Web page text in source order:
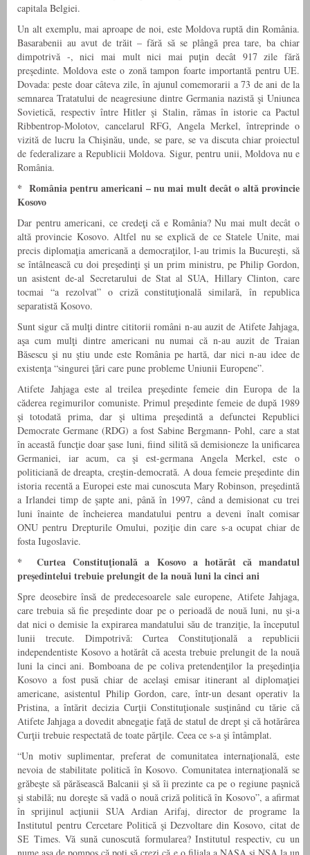
capitala Belgiei.
Un alt exemplu, mai aproape de noi, este Moldova ruptă din România.
Basarabenii au avut de trăit – fără să se plângă prea tare, ba chiar
dimpotrivă -, nici mai mult nici mai puţin decât 917 zile fără
preşedinte. Moldova este o zonă tampon foarte importantă pentru UE.
Dovada: peste doar câteva zile, în ajunul comemorarii a 73 de ani de la
semnarea Tratatului de neagresiune dintre Germania nazistă şi Uniunea
Sovietică, respectiv între Hitler şi Stalin, rămas în istorie ca Pactul
Ribbentrop-Molotov, cancelarul RFG, Angela Merkel, întreprinde o
vizită de lucru la Chişinău, unde, se pare, se va discuta chiar proiectul
de federalizare a Republicii Moldova. Sigur, pentru unii, Moldova nu e
România.
* România pentru americani – nu mai mult decât o altă provincie
Kosovo
Dar pentru americani, ce credeţi că e România? Nu mai mult decât o
altă provincie Kosovo. Altfel nu se explică de ce Statele Unite, mai
precis diplomaţia americană a democraţilor, l-au trimis la Bucureşti, să
se întâlnească cu doi preşedinţi şi un prim ministru, pe Philip Gordon,
un asistent de-al Secretarului de Stat al SUA, Hillary Clinton, care
tocmai “a rezolvat” o criză constituţională similară, în republica
separatistă Kosovo.
Sunt sigur că mulţi dintre cititorii români n-au auzit de Atifete Jahjaga,
aşa cum mulţi dintre americani nu numai că n-au auzit de Traian
Băsescu şi nu ştiu unde este România pe hartă, dar nici n-au idee de
existenţa “singurei ţări care pune probleme Uniunii Europene”.
Atifete Jahjaga este al treilea preşedinte femeie din Europa de la
căderea regimurilor comuniste. Primul preşedinte femeie de după 1989
şi totodată prima, dar şi ultima preşedintă a defunctei Republici
Democrate Germane (RDG) a fost Sabine Bergmann- Pohl, care a stat
în această funcţie doar şase luni, fiind silită să demisioneze la unificarea
Germaniei, iar acum, ca şi est-germana Angela Merkel, este o
politiciană de dreapta, creştin-democrată. A doua femeie preşedinte din
istoria recentă a Europei este mai cunoscuta Mary Robinson, preşedintă
a Irlandei timp de şapte ani, până în 1997, când a demisionat cu trei
luni înainte de încheierea mandatului pentru a deveni înalt comisar
ONU pentru Drepturile Omului, poziţie din care s-a ocupat chiar de
fosta Iugoslavie.
* Curtea Constituţională a Kosovo a hotărât că mandatul
preşedintelui trebuie prelungit de la nouă luni la cinci ani
Spre deosebire însă de predecesoarele sale europene, Atifete Jahjaga,
care trebuia să fie preşedinte doar pe o perioadă de nouă luni, nu şi-a
dat nici o demisie la expirarea mandatului său de tranziţie, la începutul
lunii trecute. Dimpotrivă: Curtea Constituţională a republicii
independentiste Kosovo a hotărât că acesta trebuie prelungit de la nouă
luni la cinci ani. Bomboana de pe coliva pretendenţilor la preşedinţia
Kosovo a fost pusă chiar de acelaşi emisar itinerant al diplomaţiei
americane, asistentul Philip Gordon, care, într-un desant operativ la
Pristina, a întărit decizia Curţii Constituţionale susţinând cu tărie că
Atifete Jahjaga a dovedit abnegaţie faţă de statul de drept şi că hotărârea
Curţii trebuie respectată de toate părţile. Ceea ce s-a şi întâmplat.
“Un motiv suplimentar, preferat de comunitatea internaţională, este
nevoia de stabilitate politică în Kosovo. Comunitatea internaţională se
grăbeşte să părăsească Balcanii şi să îi prezinte ca pe o regiune paşnică
şi stabilă; nu doreşte să vadă o nouă criză politică în Kosovo”, a afirmat
în sprijinul acţiunii SUA Ardian Arifaj, director de programe la
Institutul pentru Cercetare Politică şi Dezvoltare din Kosovo, citat de
SE Times. Vă sună cunoscută formularea? Institutul respectiv, cu un